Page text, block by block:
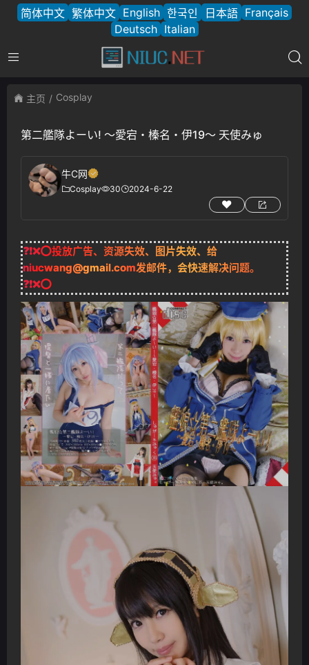
简体中文 繁体中文 English 한국인 日本語 Français
Deutsch Italian
主页 Cosplay
第二艦隊よーい! ～愛宕・榛名・伊19～ 天使みゅ
牛C网
Cosplay 30 2024-6-22
❓❗❌⭕投放广告、资源失效、图片失效、给
niucwang@gmail.com发邮件，会快速解决问题。
❓❗❌⭕